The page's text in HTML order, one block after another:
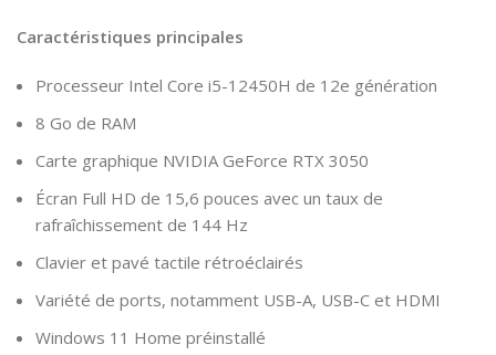
Caractéristiques principales
Processeur Intel Core i5-12450H de 12e génération
8 Go de RAM
Carte graphique NVIDIA GeForce RTX 3050
Écran Full HD de 15,6 pouces avec un taux de
rafraîchissement de 144 Hz
Clavier et pavé tactile rétroéclairés
Variété de ports, notamment USB-A, USB-C et HDMI
Windows 11 Home préinstallé